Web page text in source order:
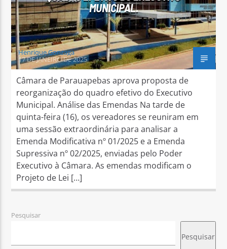
MUNICIPAL.
Henrique Gonzaga
17 DE JANEIRO DE 2025
Câmara de Parauapebas aprova proposta de
reorganização do quadro efetivo do Executivo
Municipal. Análise das Emendas Na tarde de
quinta-feira (16), os vereadores se reuniram em
uma sessão extraordinária para analisar a
Emenda Modificativa nº 01/2025 e a Emenda
Supressiva nº 02/2025, enviadas pelo Poder
Executivo à Câmara. As emendas modificam o
Projeto de Lei […]
Pesquisar
Pesquisar